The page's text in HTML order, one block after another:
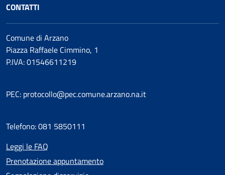
CONTATTI
Comune di Arzano
Piazza Raffaele Cimmino, 1
P.IVA: 01546611219
PEC: protocollo@pec.comune.arzano.na.it
Telefono: 081 5850111
Leggi le FAQ
Prenotazione appuntamento